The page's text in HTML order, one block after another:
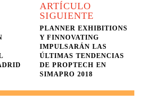
ARTÍCULO
SIGUIENTE
PLANNER EXHIBITIONS
Y FINNOVATING
IMPULSARÁN LAS
ÚLTIMAS TENDENCIAS
DE PROPTECH EN
SIMAPRO 2018